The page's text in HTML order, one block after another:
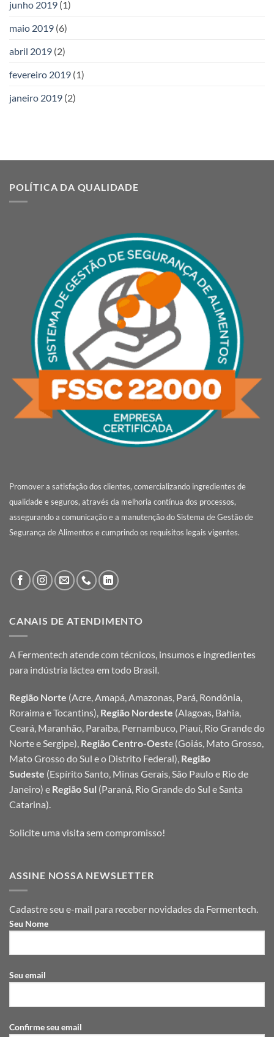
junho 2019 (1)
maio 2019 (6)
abril 2019 (2)
fevereiro 2019 (1)
janeiro 2019 (2)
POLÍTICA DA QUALIDADE
Promover a satisfação dos clientes, comercializando ingredientes de
qualidade e seguros, através da melhoria contínua dos processos,
assegurando a comunicação e a manutenção do Sistema de Gestão de
Segurança de Alimentos e cumprindo os requisitos legais vigentes.
CANAIS DE ATENDIMENTO
A Fermentech atende com técnicos, insumos e ingredientes
para indústria láctea em todo Brasil.
Região Norte (Acre, Amapá, Amazonas, Pará, Rondônia,
Roraima e Tocantins), Região Nordeste (Alagoas, Bahia,
Ceará, Maranhão, Paraíba, Pernambuco, Piauí, Rio Grande do
Norte e Sergipe), Região Centro-Oeste (Goiás, Mato Grosso,
Mato Grosso do Sul e o Distrito Federal), Região
Sudeste (Espírito Santo, Minas Gerais, São Paulo e Rio de
Janeiro) e Região Sul (Paraná, Rio Grande do Sul e Santa
Catarina).
Solicite uma visita sem compromisso!
ASSINE NOSSA NEWSLETTER
Cadastre seu e-mail para receber novidades da Fermentech.
Seu Nome
Seu email
Confirme seu email